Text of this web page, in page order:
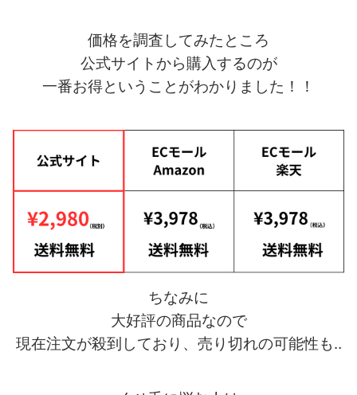
価格を調査してみたところ
公式サイトから購入するのが
一番お得ということがわかりました！！
ちなみに
大好評の商品なので
現在注文が殺到しており、売り切れの可能性も‥